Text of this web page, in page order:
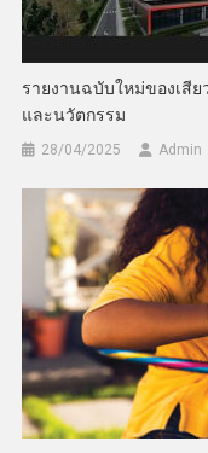
รายงานฉบับใหม่ของเสี
และนวัตกรรม
28/04/2025 Admin